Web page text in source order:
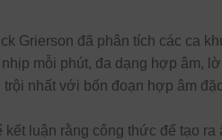
Grierson đã phân tích các ca
mỗi phút, đa dạng hợp âm,
nhất với bốn đoạn hợp âm
luận rằng công thức để tạo